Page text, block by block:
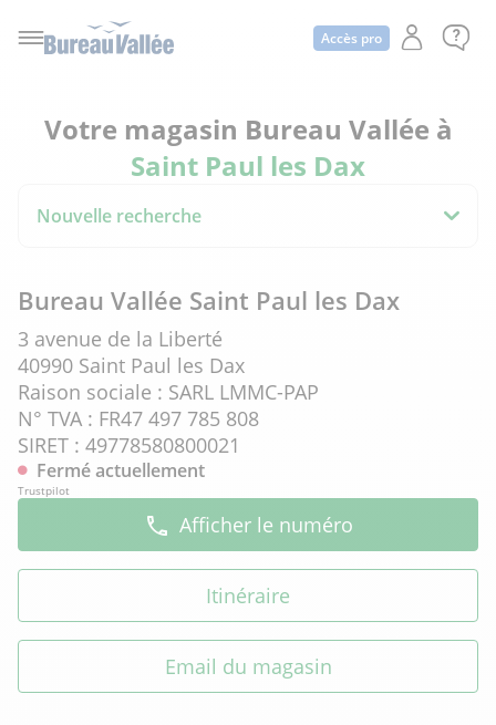
Accès pro
Votre magasin Bureau Vallée à
Saint Paul les Dax
Nouvelle recherche
Bureau Vallée Saint Paul les Dax
3 avenue de la Liberté
40990 Saint Paul les Dax
Raison sociale : SARL LMMC-PAP
N° TVA : FR47 497 785 808
SIRET : 49778580800021
Fermé actuellement
Trustpilot
Afficher le numéro
Itinéraire
Email du magasin